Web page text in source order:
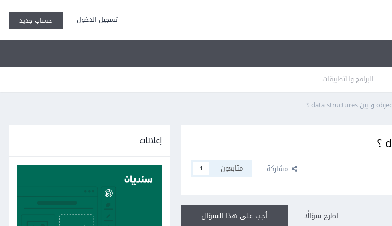
تسجيل الدخول حساب جديد
البرامج والتطبيقات
مشاركة متابعون 1
أجب على هذا السؤال اطرح سؤالًا
إعلانات